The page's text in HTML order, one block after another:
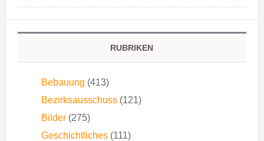
RUBRIKEN
Bebauung (413)
Bezirksausschuss(121)
Bilder(275)
Geschichtliches(111)